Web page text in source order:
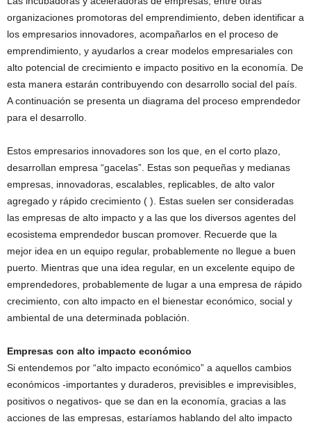
organizaciones promotoras del emprendimiento, deben identificar a
los empresarios innovadores, acompañarlos en el proceso de
emprendimiento, y ayudarlos a crear modelos empresariales con
alto potencial de crecimiento e impacto positivo en la economía. De
esta manera estarán contribuyendo con desarrollo social del país.
A continuación se presenta un diagrama del proceso emprendedor
para el desarrollo.
Estos empresarios innovadores son los que, en el corto plazo,
desarrollan empresa “gacelas”. Estas son pequeñas y medianas
empresas, innovadoras, escalables, replicables, de alto valor
agregado y rápido crecimiento ( ). Estas suelen ser consideradas
las empresas de alto impacto y a las que los diversos agentes del
ecosistema emprendedor buscan promover. Recuerde que la
mejor idea en un equipo regular, probablemente no llegue a buen
puerto. Mientras que una idea regular, en un excelente equipo de
emprendedores, probablemente de lugar a una empresa de rápido
crecimiento, con alto impacto en el bienestar económico, social y
ambiental de una determinada población.
Empresas con alto impacto económico
Si entendemos por “alto impacto económico” a aquellos cambios
económicos -importantes y duraderos, previsibles e imprevisibles,
positivos o negativos- que se dan en la economía, gracias a las
acciones de las empresas, estaríamos hablando del alto impacto